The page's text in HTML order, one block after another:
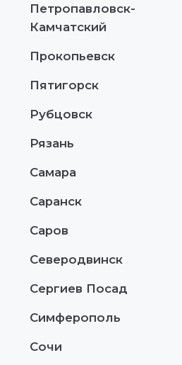
Петропавловск-
Камчатский
Прокопьевск
Пятигорск
Рубцовск
Рязань
Самара
Саранск
Саров
Северодвинск
Сергиев Посад
Симферополь
Сочи